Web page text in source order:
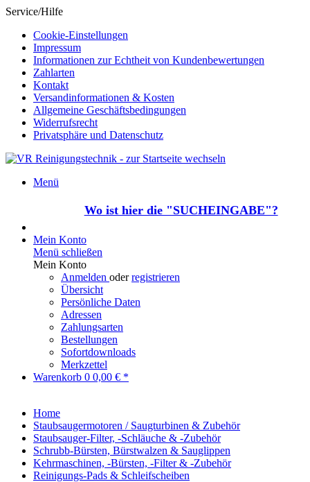
Service/Hilfe
Cookie-Einstellungen
Impressum
Informationen zur Echtheit von Kundenbewertungen
Zahlarten
Kontakt
Versandinformationen & Kosten
Allgemeine Geschäftsbedingungen
Widerrufsrecht
Privatsphäre und Datenschutz
Menü
Wo ist hier die "SUCHEINGABE"?
Mein Konto
Menü schließen
Mein Konto
Anmelden oderregistrieren
Übersicht
Persönliche Daten
Adressen
Zahlungsarten
Bestellungen
Sofortdownloads
Merkzettel
Warenkorb 0 0,00 € *
Home
Staubsaugermotoren / Saugturbinen & Zubehör
Staubsauger-Filter, -Schläuche & -Zubehör
Schrubb-Bürsten, Bürstwalzen & Sauglippen
Kehrmaschinen, -Bürsten, -Filter & -Zubehör
Reinigungs-Pads & Schleifscheiben